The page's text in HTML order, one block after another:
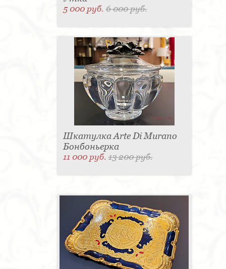
5 000 руб.6 000 руб.
Шкатулка Arte Di Murano
Бонбоньерка
11 000 руб.13 200 руб.